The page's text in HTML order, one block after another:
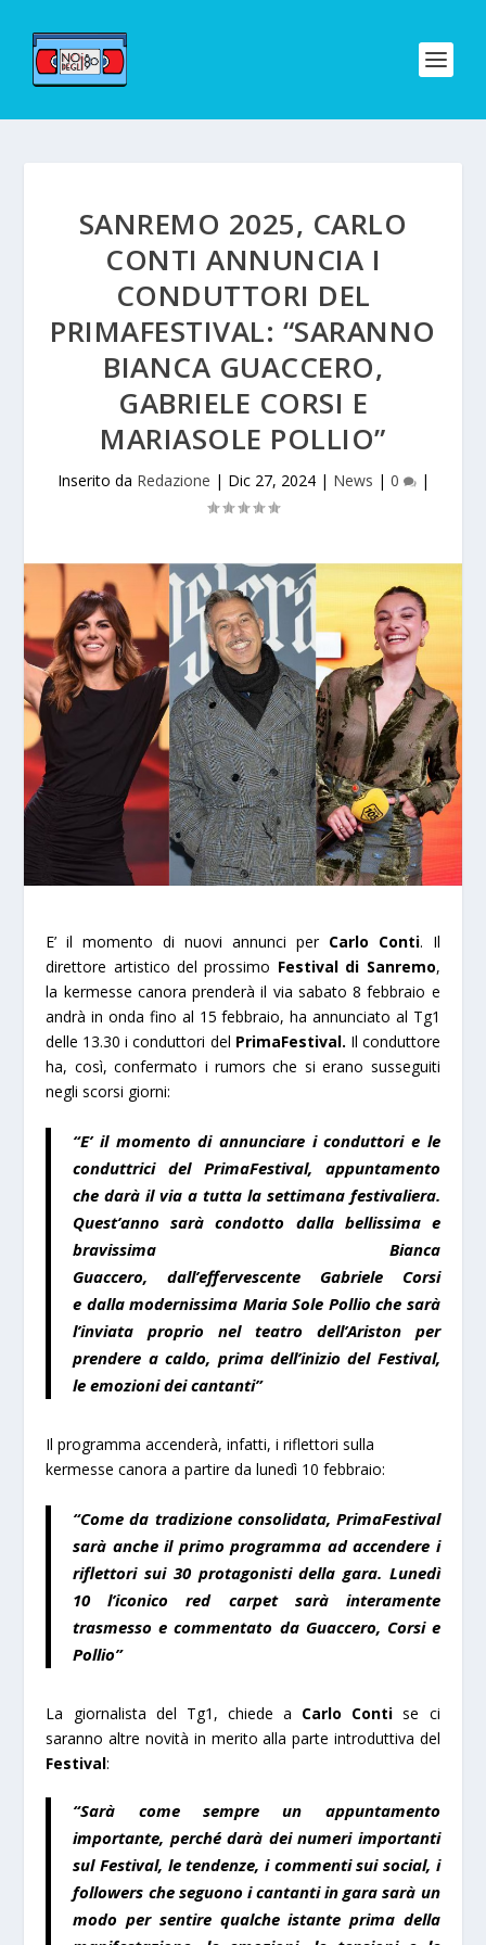
SANREMO 2025, CARLO
CONTI ANNUNCIA I
CONDUTTORI DEL
PRIMAFESTIVAL: “SARANNO
BIANCA GUACCERO,
GABRIELE CORSI E
MARIASOLE POLLIO”
Inserito da Redazione | Dic 27, 2024| News | 0 |
E’ il momento di nuovi annunci per Carlo Conti. Il
direttore artistico del prossimo Festival di Sanremo,
la kermesse canora prenderà il via sabato 8 febbraio e
andrà in onda fino al 15 febbraio, ha annunciato al Tg1
delle 13.30 i conduttori del PrimaFestival. Il conduttore
ha, così, confermato i rumors che si erano susseguiti
negli scorsi giorni:
“E’ il momento di annunciare i conduttori e le
conduttrici del PrimaFestival, appuntamento
che darà il via a tutta la settimana festivaliera.
Quest’anno sarà condotto dalla bellissima e
bravissima Bianca
Guaccero, dall’effervescente Gabriele Corsi
e dalla modernissima Maria Sole Pollio che sarà
l’inviata proprio nel teatro dell’Ariston per
prendere a caldo, prima dell’inizio del Festival,
le emozioni dei cantanti”
Il programma accenderà, infatti, i riflettori sulla
kermesse canora a partire da lunedì 10 febbraio:
“Come da tradizione consolidata, PrimaFestival
sarà anche il primo programma ad accendere i
riflettori sui 30 protagonisti della gara. Lunedì
10 l’iconico red carpet sarà interamente
trasmesso e commentato da Guaccero, Corsi e
Pollio”
La giornalista del Tg1, chiede a Carlo Conti se ci
saranno altre novità in merito alla parte introduttiva del
Festival:
“Sarà come sempre un appuntamento
importante, perché darà dei numeri importanti
sul Festival, le tendenze, i commenti sui social, i
followers che seguono i cantanti in gara sarà un
modo per sentire qualche istante prima della